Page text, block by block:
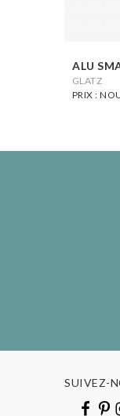
ALU
GLATZ
PRIX :
SUIVEZ-